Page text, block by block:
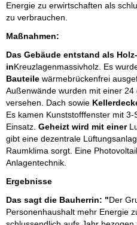
Energie zu erwirtschaften als
zu verbrauchen.
Maßnahmen:
Das Gebäude entstand als
inKreuzlagenmassivholz. Es
Bauteile wärmebrückenfrei
Außenwände wurden mit einer 24
versehen. Dach sowie
Es kamen Kunststofffenster mit
Einsatz. Geheizt wird mit einer
gibt eine dezentrale
Raumklima sorgt. Eine
Anlagentechnik.
Ergebnisse
Das sagt die Bauherrin: "Der
Personenhaushalt mehr Energie